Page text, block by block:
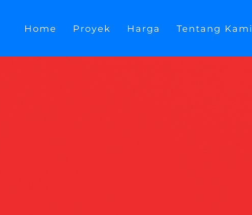
Home Proyek Harga Tentang Kami